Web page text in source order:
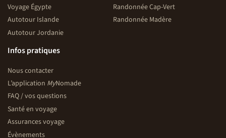
Voyage Égypte
Autotour Islande
Autotour Jordanie
Randonnée Cap-Vert
Randonnée Madère
Infos pratiques
Nous contacter
L’application MyNomade
FAQ / vos questions
Santé en voyage
Assurances voyage
Évènements